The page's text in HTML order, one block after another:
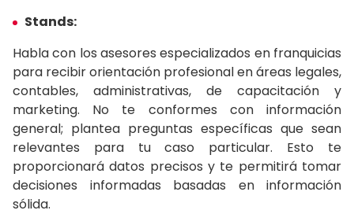
Stands:
Habla con los asesores especializados en franquicias
para recibir orientación profesional en áreas legales,
contables, administrativas, de capacitación y
marketing. No te conformes con información
general; plantea preguntas específicas que sean
relevantes para tu caso particular. Esto te
proporcionará datos precisos y te permitirá tomar
decisiones informadas basadas en información
sólida.